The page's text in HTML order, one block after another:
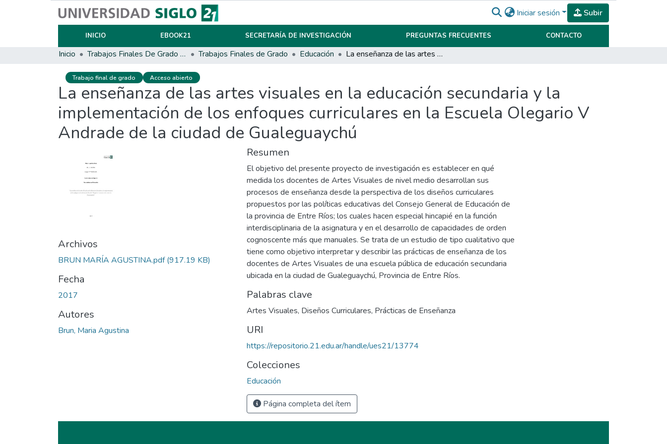
Iniciar sesión Subir
INICIO EBOOK21 SECRETARÍA DE INVESTIGACIÓN PREGUNTAS FRECUENTES CONTACTO
Inicio Trabajos Finales De Grado Y Posgrado Trabajos Finales de Grado Educación La enseñanza de las artes visuales en la educación secundaria y la implementación de los enfoques curriculares en la Escuela Olegario V Andrade de la ciudad de Gualeguaychú
Trabajo final de grado Acceso abierto
La enseñanza de las artes visuales en la educación secundaria y la
implementación de los enfoques curriculares en la Escuela Olegario V
Andrade de la ciudad de Gualeguaychú
Archivos
BRUN MARÍA AGUSTINA.pdf(917.19 KB)
Fecha
2017
Autores
Brun, Maria Agustina
Resumen
El objetivo del presente proyecto de investigación es establecer en qué
medida los docentes de Artes Visuales de nivel medio desarrollan sus
procesos de enseñanza desde la perspectiva de los diseños curriculares
propuestos por las políticas educativas del Consejo General de Educación de
la provincia de Entre Ríos; los cuales hacen especial hincapié en la función
interdisciplinaria de la asignatura y en el desarrollo de capacidades de orden
cognoscente más que manuales. Se trata de un estudio de tipo cualitativo que
tiene como objetivo interpretar y describir las prácticas de enseñanza de los
docentes de Artes Visuales de una escuela pública de educación secundaria
ubicada en la ciudad de Gualeguaychú, Provincia de Entre Ríos.
Palabras clave
Artes Visuales, Diseños Curriculares, Prácticas de Enseñanza
URI
https://repositorio.21.edu.ar/handle/ues21/13774
Colecciones
Educación
Página completa del ítem